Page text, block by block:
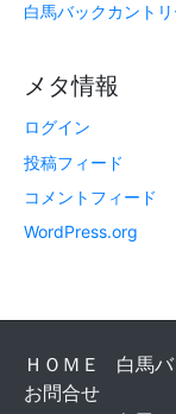
白馬バックカント
メタ情報
ログイン
投稿フィード
コメントフィード
WordPress.org
ＨＯＭＥ
白馬
お問合せ